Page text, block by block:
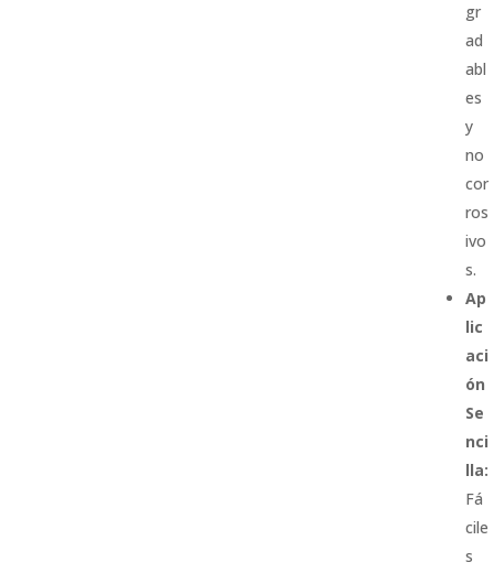
gr
ad
abl
es
y
no
cor
ros
ivo
s.
Ap
lic
aci
ón
Se
nci
lla:
Fá
cile
s